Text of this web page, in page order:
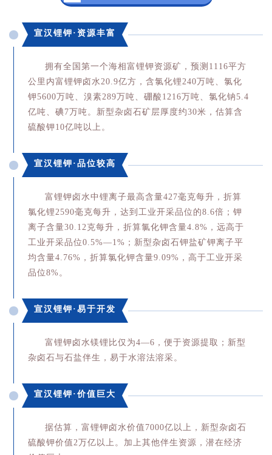
宣汉锂钾·资源丰富
拥有全国第一个海相富锂钾资源矿，预测1116平方
公里内富锂钾卤水20.9亿方，含氯化锂240万吨、氯化
钾5600万吨、溴素289万吨、硼酸1216万吨、氯化钠5.4
亿吨、碘7万吨。新型杂卤石矿层厚度约30米，估算含
硫酸钾10亿吨以上。
宣汉锂钾·品位较高
富锂钾卤水中锂离子最高含量427毫克每升，折算
氯化锂2590毫克每升，达到工业开采品位的8.6倍；钾
离子含量30.12克每升，折算氯化钾含量4.8%，远高于
工业开采品位0.5%—1%；新型杂卤石钾盐矿钾离子平
均含量4.76%，折算氯化钾含量9.09%，高于工业开采
品位8%。
宣汉锂钾·易于开发
富锂钾卤水镁锂比仅为4—6，便于资源提取；新型
杂卤石与石盐伴生，易于水溶法溶采。
宣汉锂钾·价值巨大
据估算，富锂钾卤水价值7000亿以上，新型杂卤石
硫酸钾价值2万亿以上。加上其他伴生资源，潜在经济